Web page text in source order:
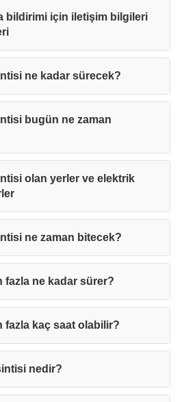
bildirimi için iletişim bilgileri
ne kadar sürecek?
bugün ne zaman
olan yerler ve elektrik
ne zaman bitecek?
fazla ne kadar sürer?
fazla kaç saat olabilir?
nedir?